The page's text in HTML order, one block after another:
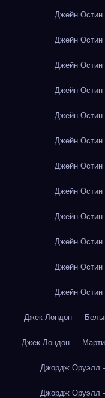
Джейн Остин
Джейн Остин
Джейн Остин
Джейн Остин
Джейн Остин
Джейн Остин
Джейн Остин
Джейн Остин
Джейн Остин
Джейн Остин
Джейн Остин
Джейн Остин
Джек Лондон —
Джек Лондон —
Джордж Оруэлл
Джордж Оруэлл